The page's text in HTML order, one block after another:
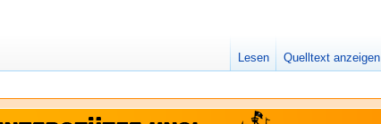
Lesen Quelltext anzeigen